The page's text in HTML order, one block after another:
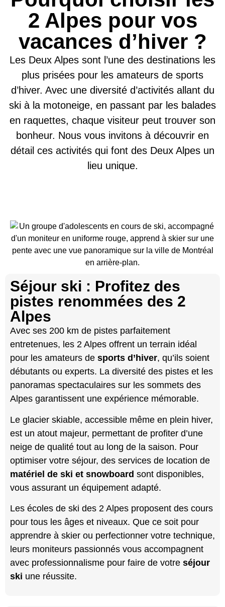
2 Alpes pour vos
vacances d’hiver ?
Les Deux Alpes sont l’une des destinations les
plus prisées pour les amateurs de sports
d’hiver. Avec une diversité d’activités allant du
ski à la motoneige, en passant par les balades
en raquettes, chaque visiteur peut trouver son
bonheur. Nous vous invitons à découvrir en
détail ces activités qui font des Deux Alpes un
lieu unique.
Séjour ski : Profitez des
pistes renommées des 2
Alpes
Avec ses 200 km de pistes parfaitement
entretenues, les 2 Alpes offrent un terrain idéal
pour les amateurs de sports d’hiver, qu’ils soient
débutants ou experts. La diversité des pistes et les
panoramas spectaculaires sur les sommets des
Alpes garantissent une expérience mémorable.
Le glacier skiable, accessible même en plein hiver,
est un atout majeur, permettant de profiter d’une
neige de qualité tout au long de la saison. Pour
optimiser votre séjour, des services de location de
matériel de ski et snowboard sont disponibles,
vous assurant un équipement adapté.
Les écoles de ski des 2 Alpes proposent des cours
pour tous les âges et niveaux. Que ce soit pour
apprendre à skier ou perfectionner votre technique,
leurs moniteurs passionnés vous accompagnent
avec professionnalisme pour faire de votre séjour
ski une réussite.